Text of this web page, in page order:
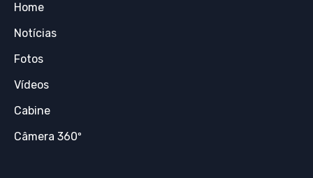
Home
Notícias
Fotos
Vídeos
Cabine
Câmera 360º